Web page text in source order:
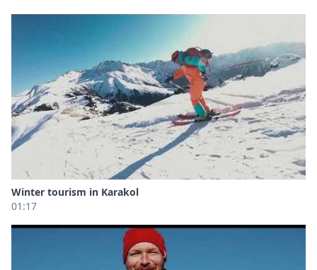
Winter tourism in Karakol
01:17